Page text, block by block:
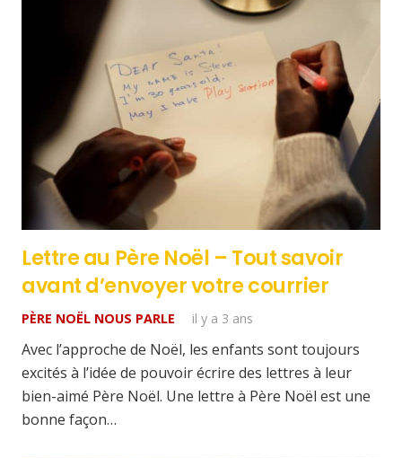
Lettre au Père Noël – Tout savoir
avant d’envoyer votre courrier
PÈRE NOËL NOUS PARLE il y a 3 ans
Avec l’approche de Noël, les enfants sont toujours
excités à l’idée de pouvoir écrire des lettres à leur
bien-aimé Père Noël. Une lettre à Père Noël est une
bonne façon…